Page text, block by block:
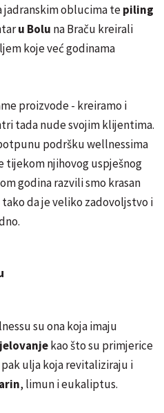
jadranskim oblucima tepiling
u Bolu na Braču kreirali
koje već godinama
proizvode - kreiramo i
tada nude svojim klijentima.
podršku wellnessima
tijekom njihovog uspješnog
godina razvili smo krasan
da je veliko zadovoljstvo i
su ona koja imaju
kao što su primjerice
ulja koja revitaliziraju i
, limun i eukaliptus.